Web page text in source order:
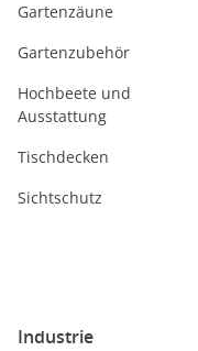
Gartenzäune
Gartenzubehör
Hochbeete und
Ausstattung
Tischdecken
Sichtschutz
Industrie